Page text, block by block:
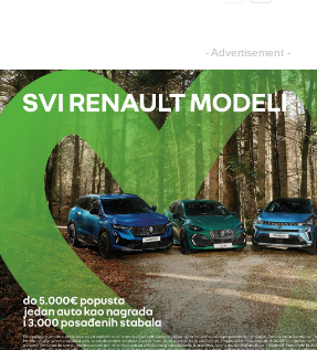
- Advertisement -